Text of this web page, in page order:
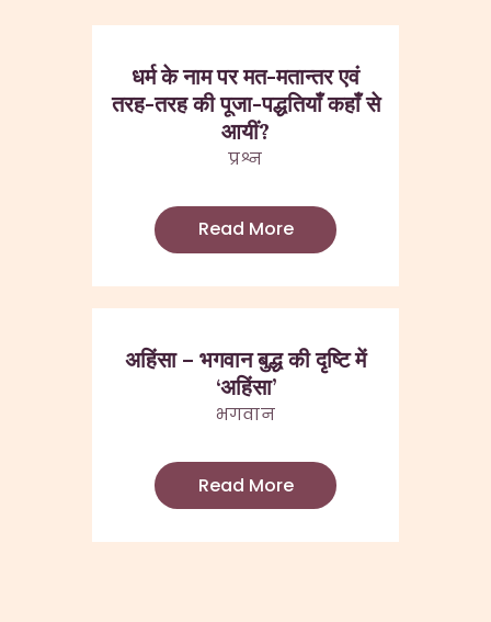
धर्म के नाम पर मत-मतान्तर एवं
तरह-तरह की पूजा-पद्धतियाँ कहाँ से
आयीं?
प्रश्न
Read More
अहिंसा – भगवान बुद्ध की दृष्टि में
‘अहिंसा’
भगवान
Read More